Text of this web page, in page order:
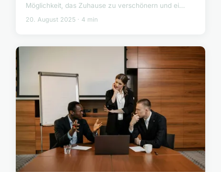
Möglichkeit, das Zuhause zu verschönern und ei...
20. August 2025 · 4 min